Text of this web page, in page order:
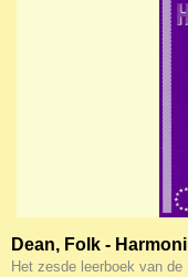
Dean, Folk -
Het zesde leerboek van